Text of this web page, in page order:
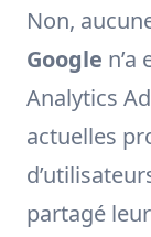
Non,
Google
Analytics
actuelles
partagé